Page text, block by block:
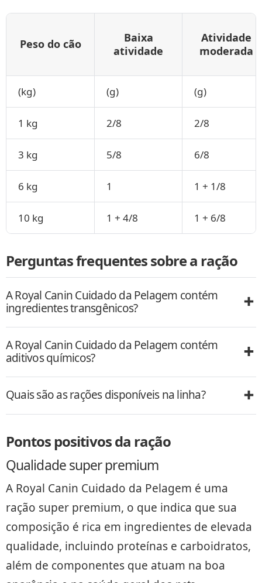
Peso do cão
Baixa
atividade
Atividade
moderada
(kg) (g) (g)
1 kg 2/8 2/8
3 kg 5/8 6/8
6 kg 1 1 + 1/8
10 kg 1 + 4/8 1 + 6/8
Perguntas frequentes sobre a ração
A Royal Canin Cuidado da Pelagem contém
ingredientes transgênicos?
A Royal Canin Cuidado da Pelagem contém
aditivos químicos?
Quais são as rações disponíveis na linha?
Pontos positivos da ração
Qualidade super premium
A Royal Canin Cuidado da Pelagem é uma
ração super premium, o que indica que sua
composição é rica em ingredientes de elevada
qualidade, incluindo proteínas e carboidratos,
além de componentes que atuam na boa